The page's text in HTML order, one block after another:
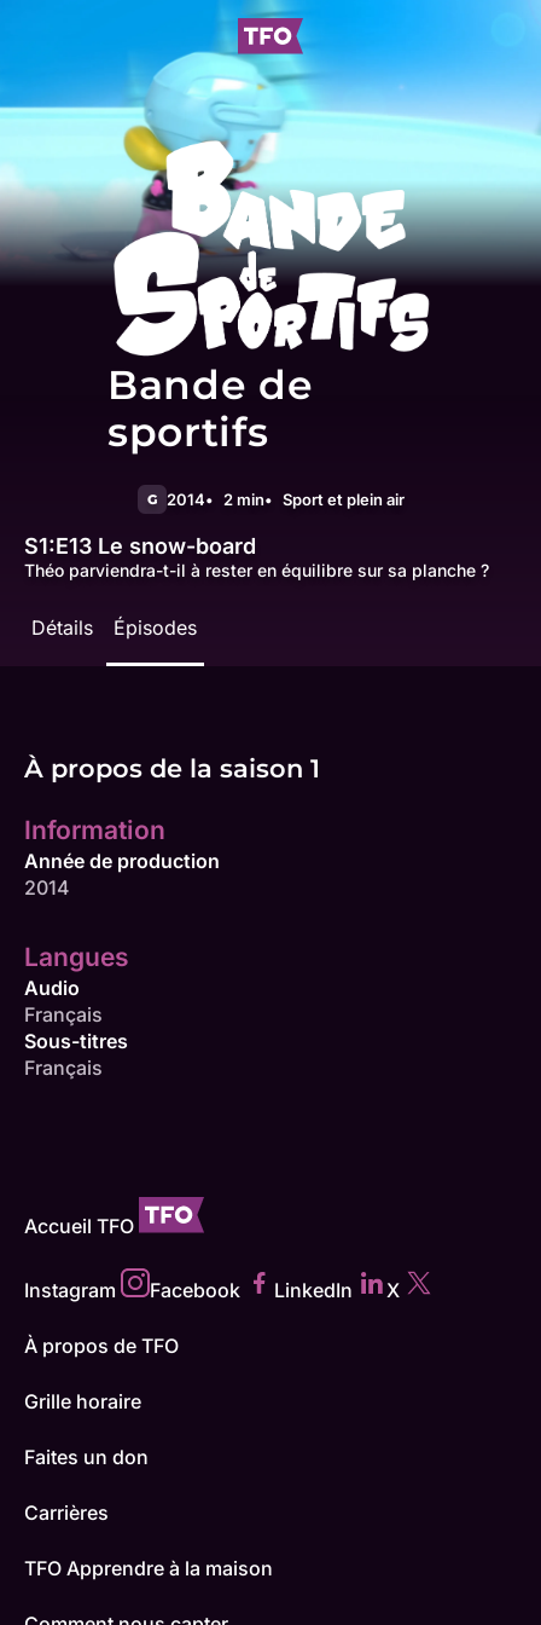
Bande de
sportifs
G 2014 2 min Sport et plein air
S1:E13 Le snow-board
Théo parviendra-t-il à rester en équilibre sur sa planche ?
Détails Épisodes
À propos de la saison 1
Information
Année de production
2014
Langues
Audio
Français
Sous-titres
Français
Accueil TFO
Instagram Facebook LinkedIn X
À propos de TFO
Grille horaire
Faites un don
Carrières
TFO Apprendre à la maison